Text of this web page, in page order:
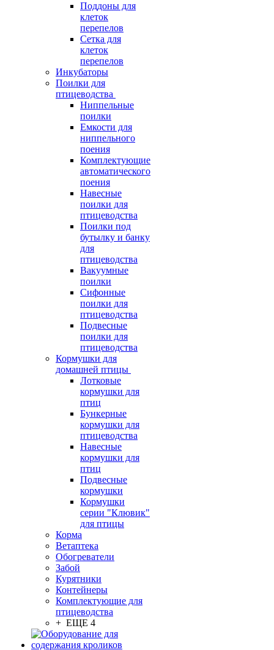
Поддоны для
клеток
перепелов
Сетка для
клеток
перепелов
Инкубаторы
Поилки для
птицеводства
Ниппельные
поилки
Емкости для
ниппельного
поения
Комплектующие
автоматического
поения
Навесные
поилки для
птицеводства
Поилки под
бутылку и банку
для
птицеводства
Вакуумные
поилки
Сифонные
поилки для
птицеводства
Подвесные
поилки для
птицеводства
Кормушки для
домашней птицы
Лотковые
кормушки для
птиц
Бункерные
кормушки для
птицеводства
Навесные
кормушки для
птиц
Подвесные
кормушки
Кормушки
серии "Клювик"
для птицы
Корма
Ветаптека
Обогреватели
Забой
Курятники
Контейнеры
Комплектующие для
птицеводства
+ ЕЩЕ 4